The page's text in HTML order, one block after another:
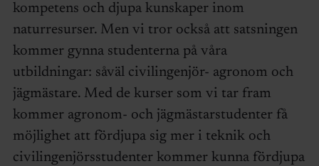
kompetens och djupa kunskaper inom
naturresurser. Men vi tror också att satsningen
kommer gynna studenterna på våra
utbildningar: såväl civilingenjör- agronom och
jägmästare. Med de kurser som vi tar fram
kommer agronom- och jägmästarstudenter få
möjlighet att fördjupa sig mer i teknik och
civilingenjörsstudenter kommer kunna fördjupa